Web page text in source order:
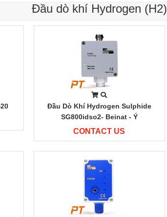
Đầu dò khí Hydrogen (H2)
Đầu Dò Khí Hydrogen Sulphide
SG800idso2- Beinat - Ý
CONTACT US